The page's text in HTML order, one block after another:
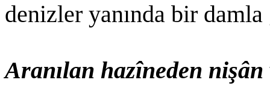
denizler yanında bir
Aranılan hazîneden